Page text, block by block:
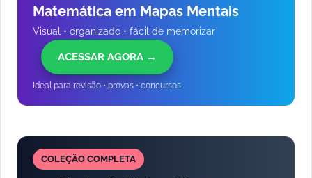
Matemática em Mapas Mentais
Visual • organizado • fácil de memorizar
ACESSAR AGORA →
Ideal para revisão • provas • concursos
COLEÇÃO COMPLETA